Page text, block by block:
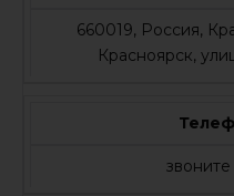
660019, Россия,
Красноярск,